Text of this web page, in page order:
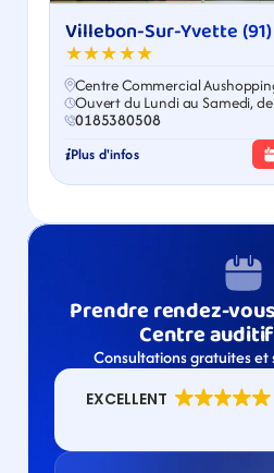
Villebon-Sur-Yvette (91)
★★★★★
Centre Commercial
Ouvert du Lundi au Samedi,
0185380508
Plus d'infos
Prendre rendez-
Centre
Consultations gratuites et